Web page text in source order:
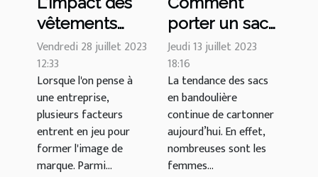
vêtements
professionnels
sur l'image de
marque
Vendredi 28 juillet 2023
12:33
Lorsque l'on pense à
une entreprise,
plusieurs facteurs
entrent en jeu pour
former l'image de
marque. Parmi...
porter un sac
en
bandoulière
femme avec
style ?
Jeudi 13 juillet 2023
18:16
La tendance des sacs
en bandoulière
continue de cartonner
aujourd’hui. En effet,
nombreuses sont les
femmes...